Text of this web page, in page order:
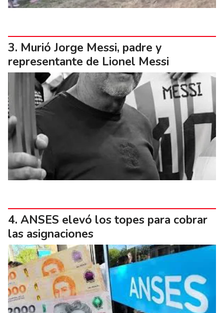
Murió Jorge Messi, padre y
representante de Lionel Messi
ANSES elevó los topes para cobrar
las asignaciones